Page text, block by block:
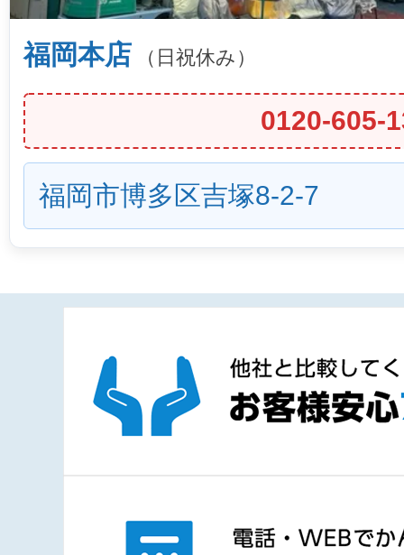
福岡本店 （日祝休み）
0120-605-
福岡市博多区吉塚8-2-7